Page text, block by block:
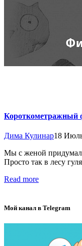
Короткометражный
Дима Кулинар18
Мы с женой
Просто так в лесу
Read more
Мой канал в Telegram